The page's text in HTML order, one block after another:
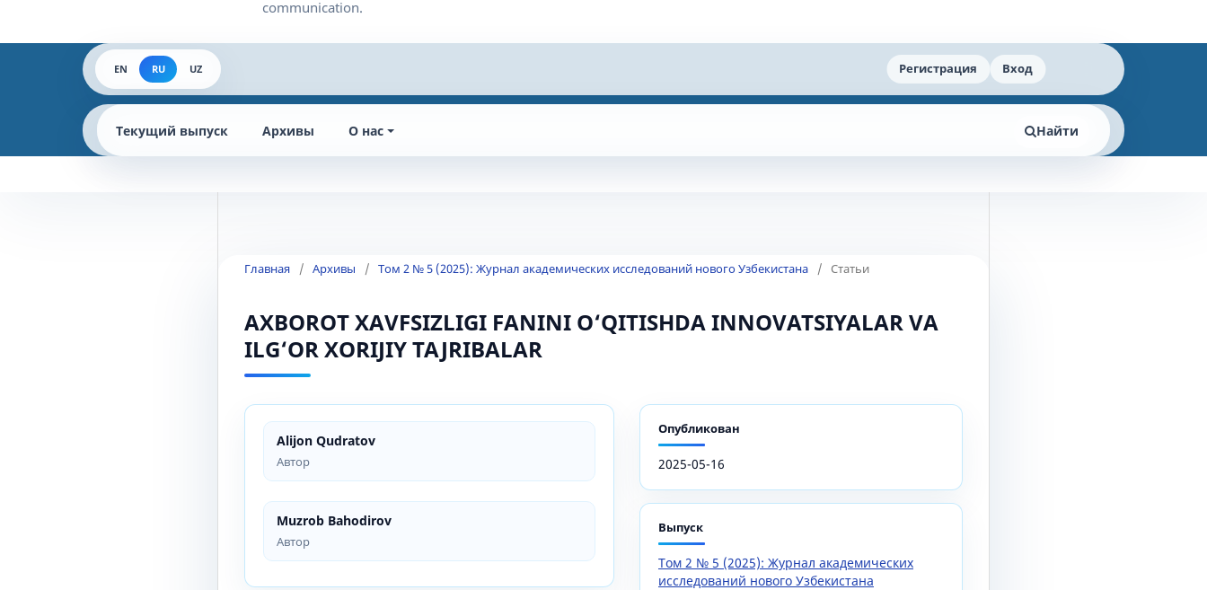
EN RU UZ Регистрация Вход
Текущий выпуск Архивы О нас Найти
Главная / Архивы / Том 2 № 5 (2025): Журнал академических исследований нового Узбекистана / Статьи
AXBOROT XAVFSIZLIGI FANINI О‘QITISHDA INNOVATSIYALAR VA
ILG‘OR XORIJIY TAJRIBALAR
Alijon Qudratov
Автор
Muzrob Bahodirov
Автор
Опубликован
2025-05-16
Выпуск
Том 2 № 5 (2025): Журнал академических
исследований нового Узбекистана